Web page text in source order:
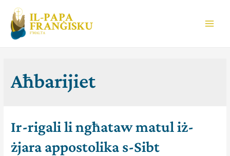
content
Aħbarijiet
Ir-rigali li ngħataw matul iż-
żjara appostolika s-Sibt